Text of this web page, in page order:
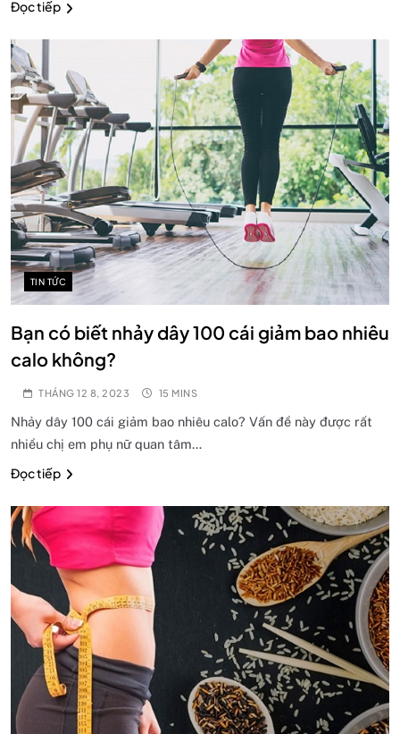
Đọc tiếp
TIN TỨC
Bạn có biết nhảy dây 100 cái giảm bao nhiêu
calo không?
THÁNG 12 8, 2023 15 MINS
Nhảy dây 100 cái giảm bao nhiêu calo? Vấn đề này được rất
nhiều chị em phụ nữ quan tâm…
Đọc tiếp